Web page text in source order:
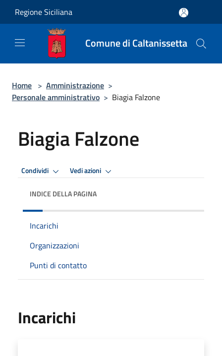
Regione Siciliana
Comune di Caltanissetta
Home > Amministrazione >
Personale amministrativo > Biagia Falzone
Biagia Falzone
Condividi Vedi azioni
INDICE DELLA PAGINA
Incarichi
Organizzazioni
Punti di contatto
Incarichi